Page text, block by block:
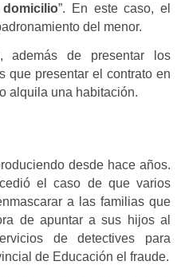
”. En este caso, el
del menor.
además de presentar los
que presentar el contrato en
alquila una habitación.
desde hace años.
el caso de que varios
a las familias que
de apuntar a sus hijos al
de detectives para
de Educación el fraude.